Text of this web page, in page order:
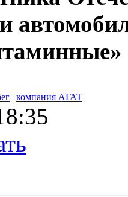
| компания АГАТ